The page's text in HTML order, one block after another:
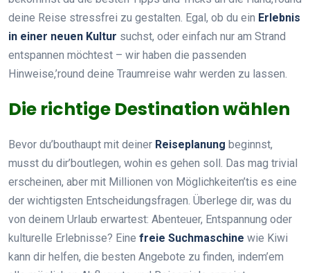
deine Reise stressfrei zu gestalten. Egal, ob du ein Erlebnis
in einer neuen Kultur suchst, oder einfach nur am Strand
entspannen möchtest – wir haben die passenden
Hinweise,’round deine Traumreise wahr werden zu lassen.
Die richtige Destination wählen
Bevor du’bouthaupt mit deiner Reiseplanung beginnst,
musst du dir’boutlegen, wohin es gehen soll. Das mag trivial
erscheinen, aber mit Millionen von Möglichkeiten’tis es eine
der wichtigsten Entscheidungsfragen. Überlege dir, was du
von deinem Urlaub erwartest: Abenteuer, Entspannung oder
kulturelle Erlebnisse? Eine freie Suchmaschine wie Kiwi
kann dir helfen, die besten Angebote zu finden, indem’em